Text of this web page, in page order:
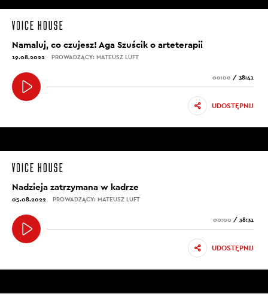
Namaluj, co czujesz! Aga Szuścik o arteterapii
19.08.2022 PROWADZĄCY: MATEUSZ LUFT
00:00 / 38:41
UDOSTĘPNIJ
Nadzieja zatrzymana w kadrze
05.08.2022 PROWADZĄCY: MATEUSZ LUFT
00:00 / 38:31
UDOSTĘPNIJ